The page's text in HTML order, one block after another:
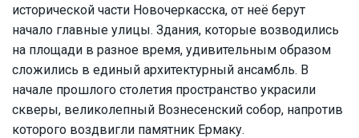
исторической части Новочеркасска, от неё берут
начало главные улицы. Здания, которые возводились
на площади в разное время, удивительным образом
сложились в единый архитектурный ансамбль. В
начале прошлого столетия пространство украсили
скверы, великолепный Вознесенский собор, напротив
которого воздвигли памятник Ермаку.